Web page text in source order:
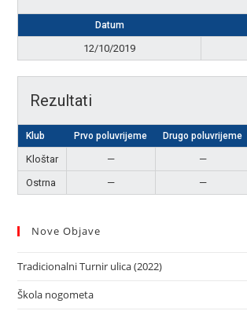
Datum
12/10/2019
Rezultati
Klub Prvo poluvrijeme Drugo poluvrijeme
Kloštar — —
Ostrna
— —
Nove Objave
Tradicionalni Turnir ulica (2022)
Škola nogometa